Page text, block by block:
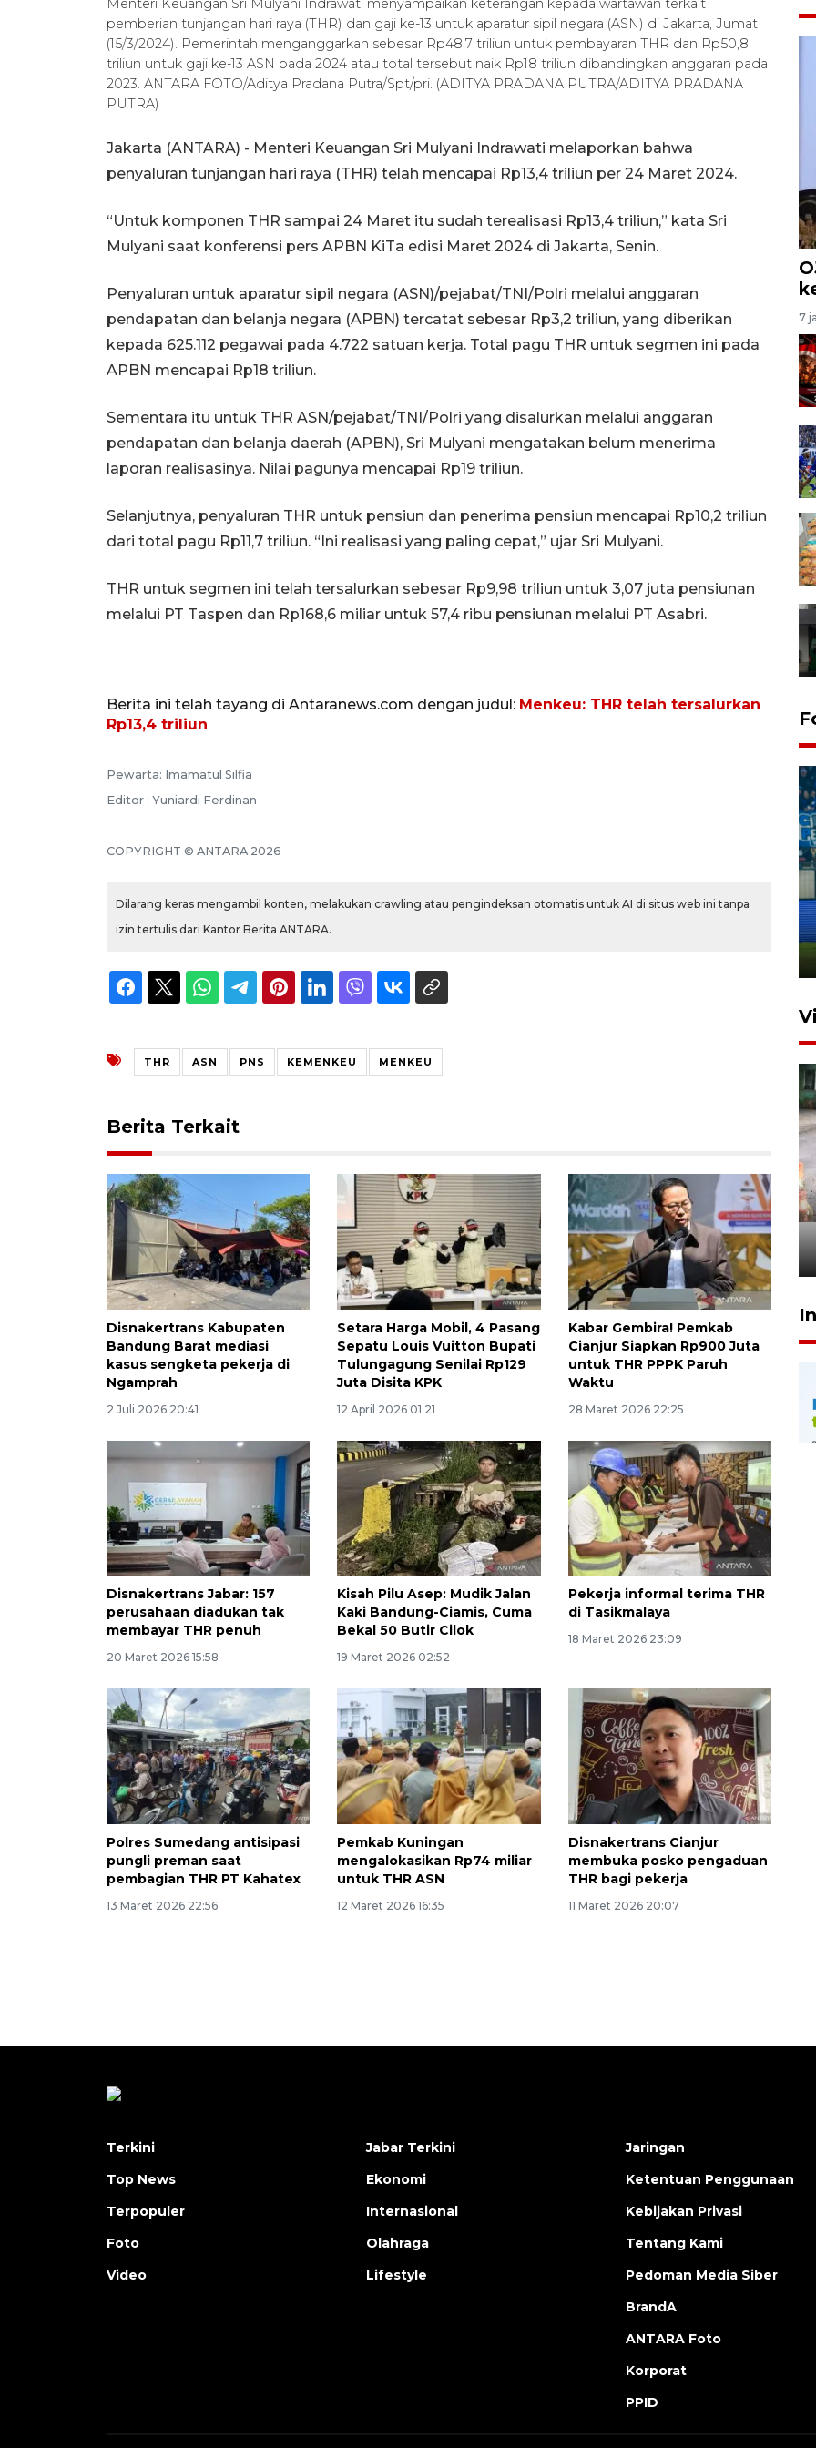
Menteri Keuangan Sri Mulyani Indrawati menyampaikan keterangan kepada wartawan terkait
pemberian tunjangan hari raya (THR) dan gaji ke-13 untuk aparatur sipil negara (ASN) di Jakarta, Jumat
(15/3/2024). Pemerintah menganggarkan sebesar Rp48,7 triliun untuk pembayaran THR dan Rp50,8
triliun untuk gaji ke-13 ASN pada 2024 atau total tersebut naik Rp18 triliun dibandingkan anggaran pada
2023. ANTARA FOTO/Aditya Pradana Putra/Spt/pri. (ADITYA PRADANA PUTRA/ADITYA PRADANA
PUTRA)
Jakarta (ANTARA) - Menteri Keuangan Sri Mulyani Indrawati melaporkan bahwa
penyaluran tunjangan hari raya (THR) telah mencapai Rp13,4 triliun per 24 Maret 2024.
“Untuk komponen THR sampai 24 Maret itu sudah terealisasi Rp13,4 triliun,” kata Sri
Mulyani saat konferensi pers APBN KiTa edisi Maret 2024 di Jakarta, Senin.
Penyaluran untuk aparatur sipil negara (ASN)/pejabat/TNI/Polri melalui anggaran
pendapatan dan belanja negara (APBN) tercatat sebesar Rp3,2 triliun, yang diberikan
kepada 625.112 pegawai pada 4.722 satuan kerja. Total pagu THR untuk segmen ini pada
APBN mencapai Rp18 triliun.
Sementara itu untuk THR ASN/pejabat/TNI/Polri yang disalurkan melalui anggaran
pendapatan dan belanja daerah (APBN), Sri Mulyani mengatakan belum menerima
laporan realisasinya. Nilai pagunya mencapai Rp19 triliun.
Selanjutnya, penyaluran THR untuk pensiun dan penerima pensiun mencapai Rp10,2 triliun
dari total pagu Rp11,7 triliun. “Ini realisasi yang paling cepat,” ujar Sri Mulyani.
THR untuk segmen ini telah tersalurkan sebesar Rp9,98 triliun untuk 3,07 juta pensiunan
melalui PT Taspen dan Rp168,6 miliar untuk 57,4 ribu pensiunan melalui PT Asabri.
Berita ini telah tayang di Antaranews.com dengan judul: Menkeu: THR telah tersalurkan
Rp13,4 triliun
Pewarta: Imamatul Silfia
Editor : Yuniardi Ferdinan
COPYRIGHT © ANTARA 2026
Dilarang keras mengambil konten, melakukan crawling atau pengindeksan otomatis untuk AI di situs web ini tanpa
izin tertulis dari Kantor Berita ANTARA.
THR ASN PNS KEMENKEU MENKEU
Berita Terkait
Disnakertrans Kabupaten
Bandung Barat mediasi
kasus sengketa pekerja di
Ngamprah
2 Juli 2026 20:41
Setara Harga Mobil, 4 Pasang
Sepatu Louis Vuitton Bupati
Tulungagung Senilai Rp129
Juta Disita KPK
12 April 2026 01:21
Kabar Gembira! Pemkab
Cianjur Siapkan Rp900 Juta
untuk THR PPPK Paruh
Waktu
28 Maret 2026 22:25
Disnakertrans Jabar: 157
perusahaan diadukan tak
membayar THR penuh
20 Maret 2026 15:58
Kisah Pilu Asep: Mudik Jalan
Kaki Bandung-Ciamis, Cuma
Bekal 50 Butir Cilok
19 Maret 2026 02:52
Pekerja informal terima THR
di Tasikmalaya
18 Maret 2026 23:09
Polres Sumedang antisipasi
pungli preman saat
pembagian THR PT Kahatex
13 Maret 2026 22:56
Pemkab Kuningan
mengalokasikan Rp74 miliar
untuk THR ASN
12 Maret 2026 16:35
Disnakertrans Cianjur
membuka posko pengaduan
THR bagi pekerja
11 Maret 2026 20:07
7
dan manajerial SPPI di
Pigai: Penangkapan begal
tetap kewenangan aparat
penegak hukum
29 Juli 2026 00:31
Memberantas kejahatan
jalanan Jakarta
Terkini
Top News
Terpopuler
Foto
Video
Jabar Terkini
Ekonomi
Internasional
Olahraga
Lifestyle
Jaringan
Ketentuan Penggunaan
Kebijakan Privasi
Tentang Kami
Pedoman Media Siber
BrandA
ANTARA Foto
Korporat
PPID